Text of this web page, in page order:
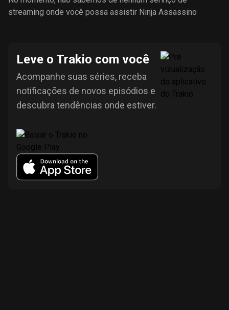
streaming onde você possa assistir Ninja Assassino
Leve o Trakio com você
Acompanhe suas séries, receba
notificações de novos episódios e
descubra tendências onde estiver.